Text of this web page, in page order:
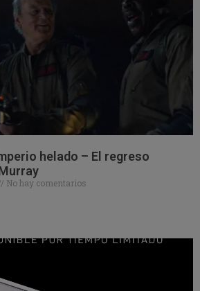
helado – El regreso
No hay comentarios